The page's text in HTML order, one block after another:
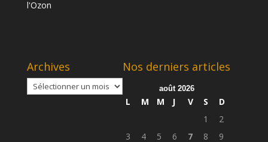
Archives
Archives
Nos derniers articles
août 2026
L M M J V S
D
1
2
3
4 5 6 7 8 9